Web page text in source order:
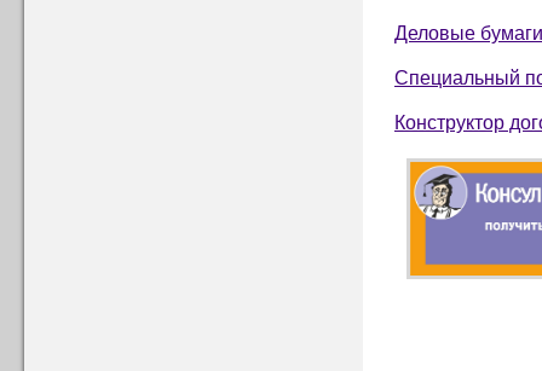
Деловые бумаги
Специальный
Конструктор